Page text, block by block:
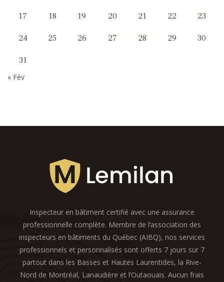
17 18 19 20 21 22 23
24 25 26 27 28 29 30
31
« Fév
Inspecteur en bâtiment certifié avec une assurance
professionnelle complète. Membre de l’association des
inspecteurs en bâtiments du Québec (AIBQ), nos services
professionnels et personnalisés sont offerts 7 jours sur 7
partout dans les Basses et Hautes Laurentides, la Rive-
Nord de Montréal, Lanaudière et l’Outaouais. Aucun frais